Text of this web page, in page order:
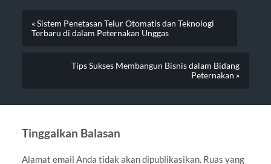
« Sistem Penetasan Telur Otomatis dan Teknologi
Terbaru di dalam Peternakan Unggas
Tips Sukses Membangun Bisnis dalam Bidang
Peternakan »
Tinggalkan Balasan
Alamat email Anda tidak akan dipublikasikan. Ruas yang